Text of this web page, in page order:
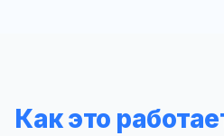
Как это